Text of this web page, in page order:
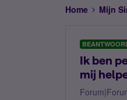
Home Mijn
Ik ben
mij